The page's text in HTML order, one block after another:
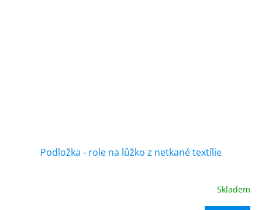
Podložka - role na lůžko z netkané textílie
Skladem